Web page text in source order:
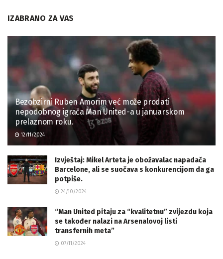
IZABRANO ZA VAS
Bezobzirni Ruben Amorim već može prodati
nepodobnog igrača Man United-a u januarskom
prelaznom roku.
12/11/2024
Izvještaj: Mikel Arteta je obožavalac napadača
Barcelone, ali se suočava s konkurencijom da ga
potpiše.
24/10/2024
“Man United pitaju za “kvalitetnu” zvijezdu koja
se također nalazi na Arsenalovoj listi
transfernih meta”
07/11/2024